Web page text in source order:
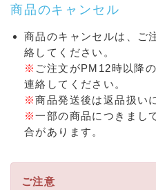
商品のキャンセル
商品のキャンセルは、ご
絡してください。
※ ご注文がPM12時以降
連絡してください。
※商品発送後は返品扱い
※一部の商品につきまし
合があります。
ご注意